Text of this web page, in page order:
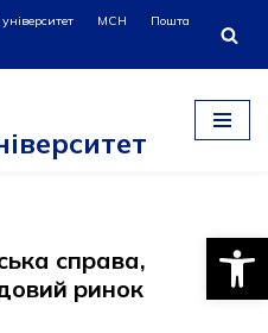
МСН
Пошта
справа,
ринок